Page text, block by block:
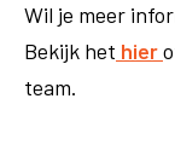
Wil je meer
Bekijk het hier
team.